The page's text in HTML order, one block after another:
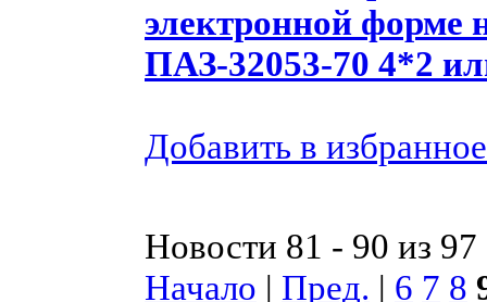
электронной форме
ПАЗ-32053-70 4*2
Добавить в избранное
Новости 81 - 90 из 97
Начало | Пред. | 6 7 8